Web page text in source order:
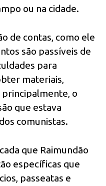
ou na cidade.
de contas, como ele
são passíveis de
para
materiais,
o
que estava
comunistas.
que Raimundão
específicas que
passeatas e